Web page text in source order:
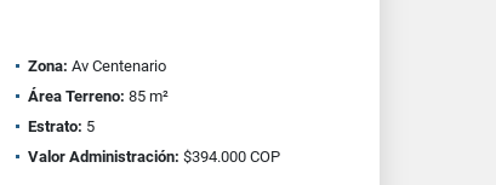
Zona: Av Centenario
Área Terreno: 85 m²
Estrato: 5
Valor Administración: $394.000 COP